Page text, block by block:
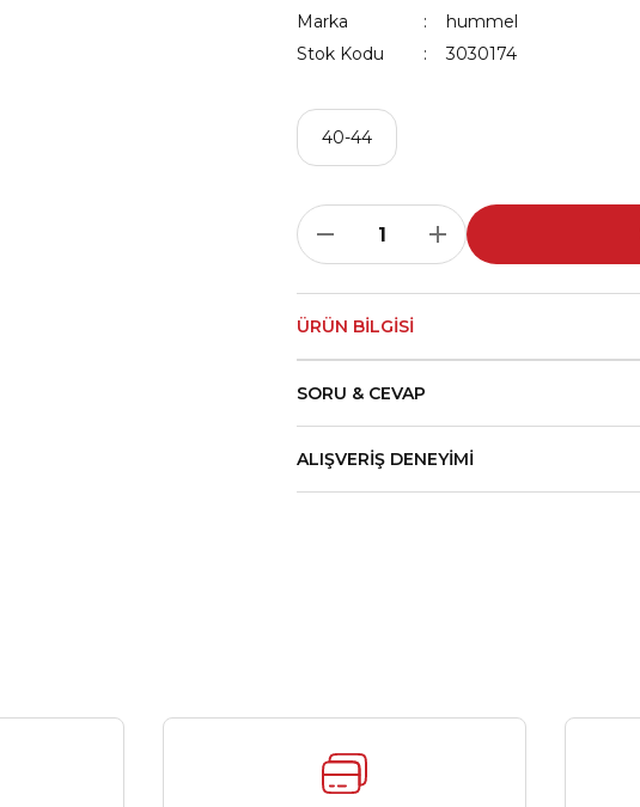
Marka
hummel
Stok Kodu
3030174
40-44
ÜRÜN BILGISI
SORU & CEVAP
ALIŞVERIŞ DENEYIMI